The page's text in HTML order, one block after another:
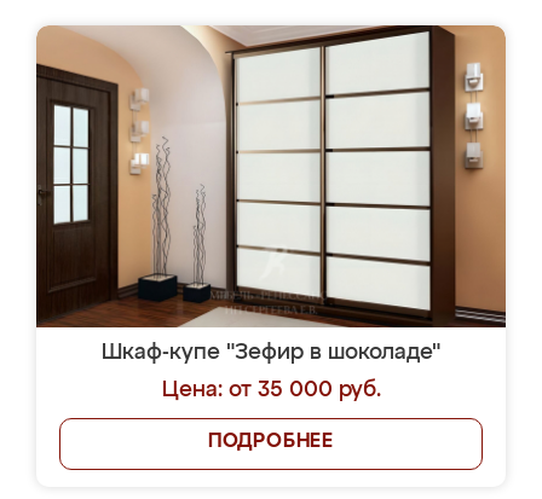
Шкаф-купе "Зефир в шоколаде"
Цена: от 35 000 руб.
ПОДРОБНЕЕ